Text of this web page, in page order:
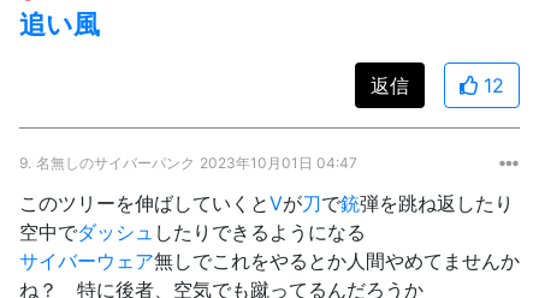
追い風
返信 12
9. 名無しのサイバーパンク 2023年10月01日 04:47
このツリーを伸ばしていくとVが刀で銃弾を跳ね返したり
空中でダッシュ したりできるようになる
サイバーウェア無しでこれをやるとか人間やめてませんか
ね？ 特に後者、空気でも蹴ってるんだろうか